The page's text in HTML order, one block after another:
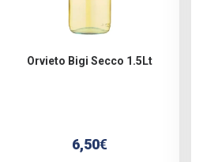
Orvieto Bigi Secco 1.5Lt
6,50€